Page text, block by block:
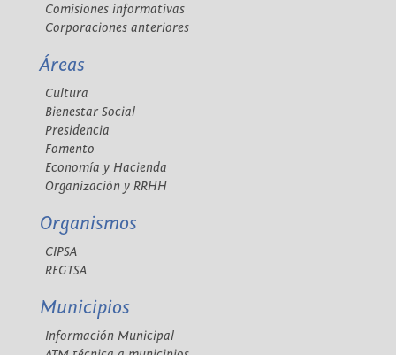
Comisiones informativas
Corporaciones anteriores
Áreas
Cultura
Bienestar Social
Presidencia
Fomento
Economía y Hacienda
Organización y RRHH
Organismos
CIPSA
REGTSA
Municipios
Información Municipal